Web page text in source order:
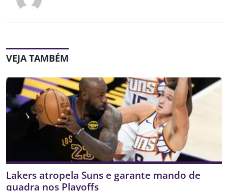
VEJA TAMBÉM
Lakers atropela Suns e garante mando de
quadra nos Playoffs